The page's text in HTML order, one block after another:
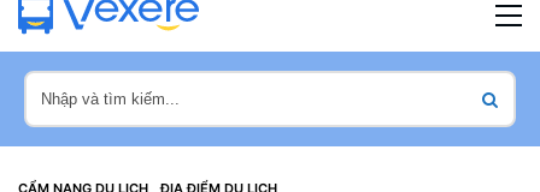
CẨM NANG DU LỊCH ĐỊA ĐIỂM DU LỊCH